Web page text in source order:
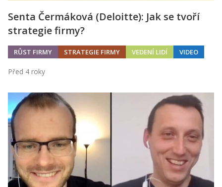
Senta Čermáková (Deloitte): Jak se tvoří
strategie firmy?
RŮST FIRMY STRATEGIE FIRMY VEDENÍ LIDÍ VIDEO
Před 4 roky